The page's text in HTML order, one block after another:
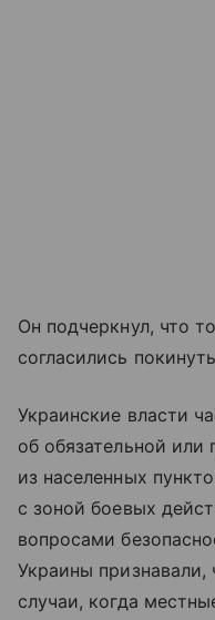
Он подчеркнул, что
согласились
Украинские власти
об обязательной или
из населенных
с зоной боевых
вопросами
Украины признавали,
случаи, когда